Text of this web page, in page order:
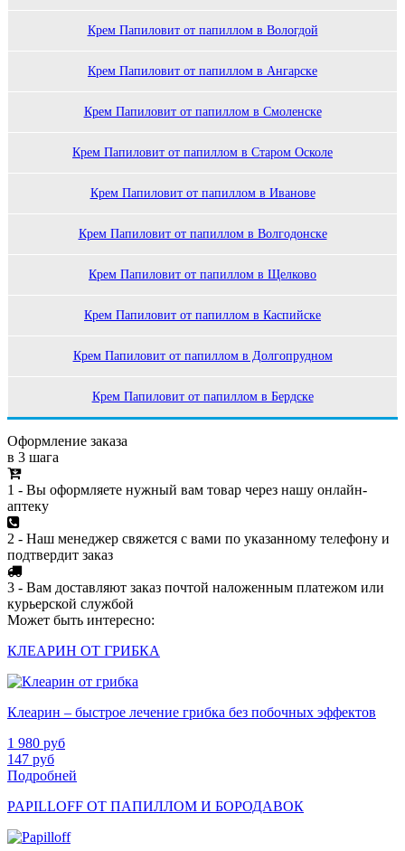
Крем Папиловит от папиллом в Вологдой
Крем Папиловит от папиллом в Ангарске
Крем Папиловит от папиллом в Смоленске
Крем Папиловит от папиллом в Старом Осколе
Крем Папиловит от папиллом в Иванове
Крем Папиловит от папиллом в Волгодонске
Крем Папиловит от папиллом в Щелково
Крем Папиловит от папиллом в Каспийске
Крем Папиловит от папиллом в Долгопрудном
Крем Папиловит от папиллом в Бердске
Оформление заказа
в 3 шага
1 - Вы оформляете нужный вам товар через нашу онлайн-
аптеку
2 - Наш менеджер свяжется с вами по указанному телефону и
подтвердит заказ
3 - Вам доставляют заказ почтой наложенным платежом или
курьерской службой
Может быть интересно:
КЛЕАРИН ОТ ГРИБКА
Клеарин – быстрое лечение грибка без побочных эффектов
1 980 руб
147 руб
Подробней
PAPILLOFF ОТ ПАПИЛЛОМ И БОРОДАВОК